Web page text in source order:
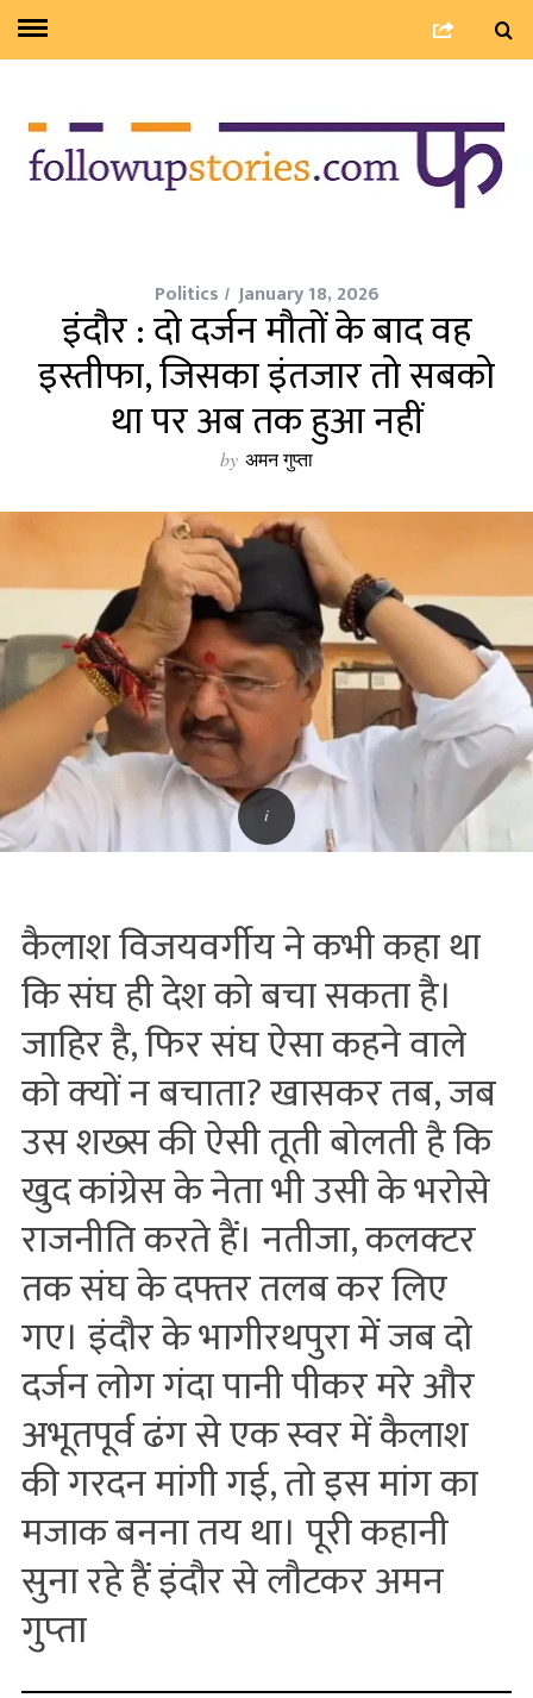
Politics January 18, 2026
इंदौर : दो दर्जन मौतों के बाद वह
इस्तीफा, जिसका इंतजार तो सबको
था पर अब तक हुआ नहीं
by अमन गुप्ता
कैलाश विजयवर्गीय ने कभी कहा था
कि संघ ही देश को बचा सकता है।
जाहिर है, फिर संघ ऐसा कहने वाले
को क्‍यों न बचाता? खासकर तब, जब
उस शख्‍स की ऐसी तूती बोलती है कि
खुद कांग्रेस के नेता भी उसी के भरोसे
राजनीति करते हैं। नतीजा, कलक्‍टर
तक संघ के दफ्तर तलब कर लिए
गए। इंदौर के भागीरथपुरा में जब दो
दर्जन लोग गंदा पानी पीकर मरे और
अभूतपूर्व ढंग से एक स्‍वर में कैलाश
की गरदन मांगी गई, तो इस मांग का
मजाक बनना तय था। पूरी कहानी
सुना रहे हैं इंदौर से लौटकर अमन
गुप्‍ता